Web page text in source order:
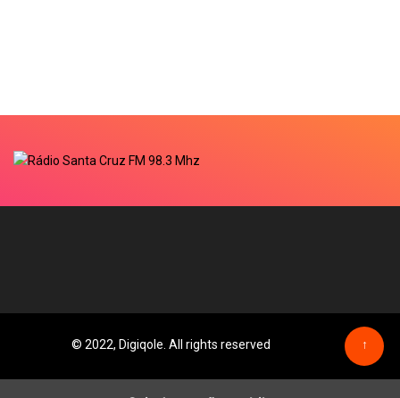
© 2022, Digiqole. All rights reserved ↑